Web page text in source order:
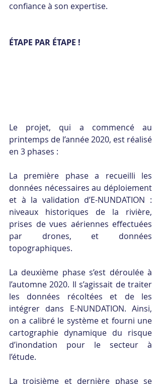
confiance à son expertise.
ÉTAPE PAR ÉTAPE !
Le projet, qui a commencé au
printemps de l’année 2020, est réalisé
en 3 phases :
La première phase a recueilli les
données nécessaires au déploiement
et à la validation d’E-NUNDATION :
niveaux historiques de la rivière,
prises de vues aériennes effectuées
par drones, et données
topographiques.
La deuxième phase s’est déroulée à
l’automne 2020. Il s’agissait de traiter
les données récoltées et de les
intégrer dans E-NUNDATION. Ainsi,
on a calibré le système et fourni une
cartographie dynamique du risque
d’inondation pour le secteur à
l’étude.
La troisième et dernière phase se